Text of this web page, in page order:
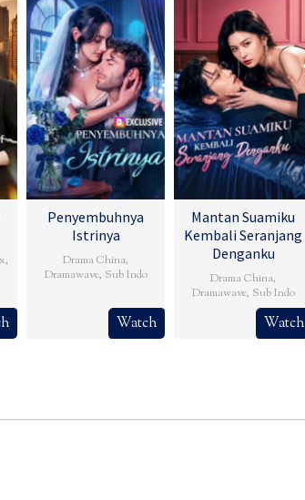
,
Penyembuhnya
Istrinya
Drama China,
Dramawave, Sub Indo
Watch
Mantan Suamiku
Kembali Seranjang
Denganku
Drama China,
Dramawave, Sub Indo
Watch